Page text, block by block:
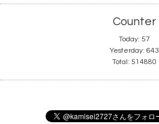
Counter
Today: 57
Yesterday: 643
Total: 514880